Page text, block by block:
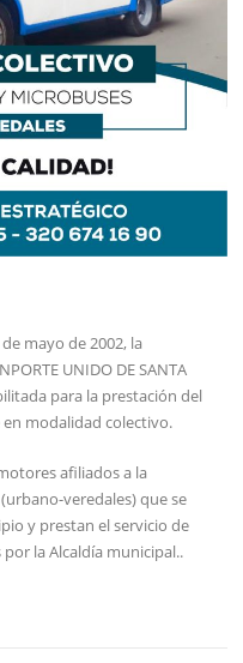
mayo de 2002, la
UNIDO DE SANTA
para la prestación del
modalidad colectivo.
afiliados a la
veredales) que se
y prestan el servicio de
la Alcaldía municipal..